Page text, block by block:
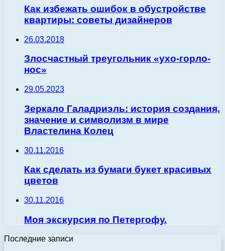
Как избежать ошибок в обустройстве
квартиры: советы дизайнеров
26.03.2018
Злосчастный треугольник «ухо-горло-
нос»
29.05.2023
Зеркало Галадриэль: история создания,
значение и символизм в мире
Властелина Колец
30.11.2016
Как сделать из бумаги букет красивых
цветов
30.11.2016
Моя экскурсия по Петергофу.
Последние записи